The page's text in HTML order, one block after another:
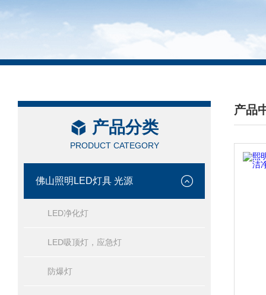
产品分类
PRODUCT CATEGORY
佛山照明LED灯具 光源
LED净化灯
LED吸顶灯，应急灯
防爆灯
产品
/